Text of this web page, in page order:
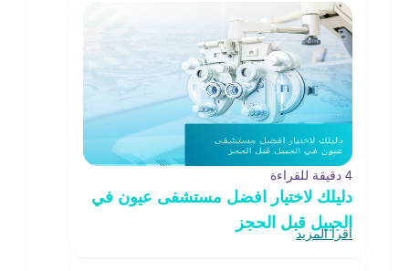
4 دقيقة للقراءة
دليلك لاختيار افضل مستشفى عيون في
الجبيل قبل الحجز
اقرأ المزيد